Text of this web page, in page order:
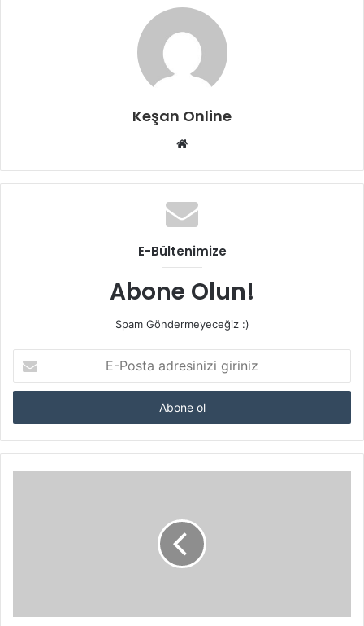
Keşan Online
Web
E-Bültenimize
Abone Olun!
Spam Göndermeyeceğiz :)
Posta
adresinizi